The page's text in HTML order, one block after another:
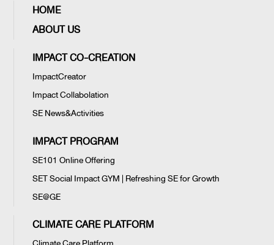
HOME
ABOUT US
IMPACT CO-CREATION
ImpactCreator
Impact Collabolation
SE News&Activities
IMPACT PROGRAM
SE101 Online Offering
SET Social Impact GYM | Refreshing SE for Growth
SE@GE
CLIMATE CARE PLATFORM